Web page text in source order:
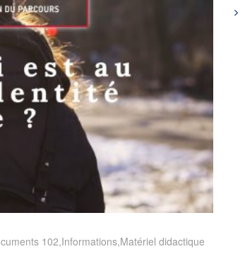
102,Informations,Matériel didactique